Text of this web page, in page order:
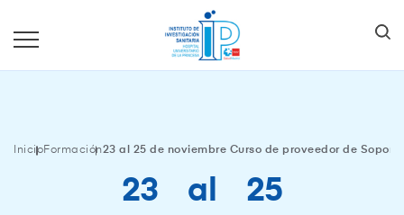
InicioFormación23 al 25 de noviembre Curso de proveedor de
23 al 25